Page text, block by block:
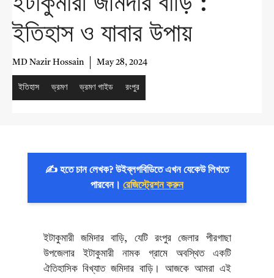
ইতিহাস ও যাবার উপায়
MD Nazir Hossain May 28, 2024
ইতিহাস ভ্রমণ ভ্রমণ গাইড রংপুর
✍️ হতে চান লেখক? উইব্লগবিডিতে এখন যেকেউ লিখতে
পারবেন। রেজিস্ট্রেশন করুন
ইটাকুমারী জমিদার বাড়ি, যেটি রংপুর জেলার পীরগাছা
উপজেলার ইটাকুমারী নামক গ্রামে অবস্থিত একটি
ঐতিহাসিক বিখ্যাত জমিদার বাড়ি। আজকে আমরা এই